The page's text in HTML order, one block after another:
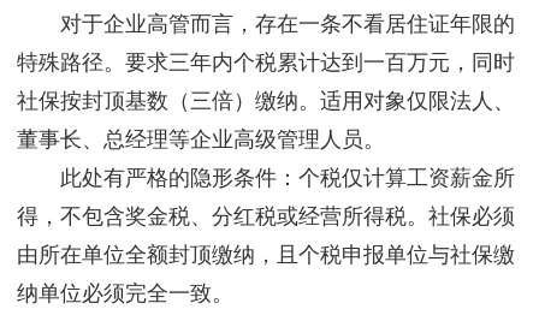
对于企业高管而言，存在一条不看居住证年限的
特殊路径。要求三年内个税累计达到一百万元，同时
社保按封顶基数（三倍）缴纳。适用对象仅限法人、
董事长、总经理等企业高级管理人员。
此处有严格的隐形条件：个税仅计算工资薪金所
得，不包含奖金税、分红税或经营所得税。社保必须
由所在单位全额封顶缴纳，且个税申报单位与社保缴
纳单位必须完全一致。